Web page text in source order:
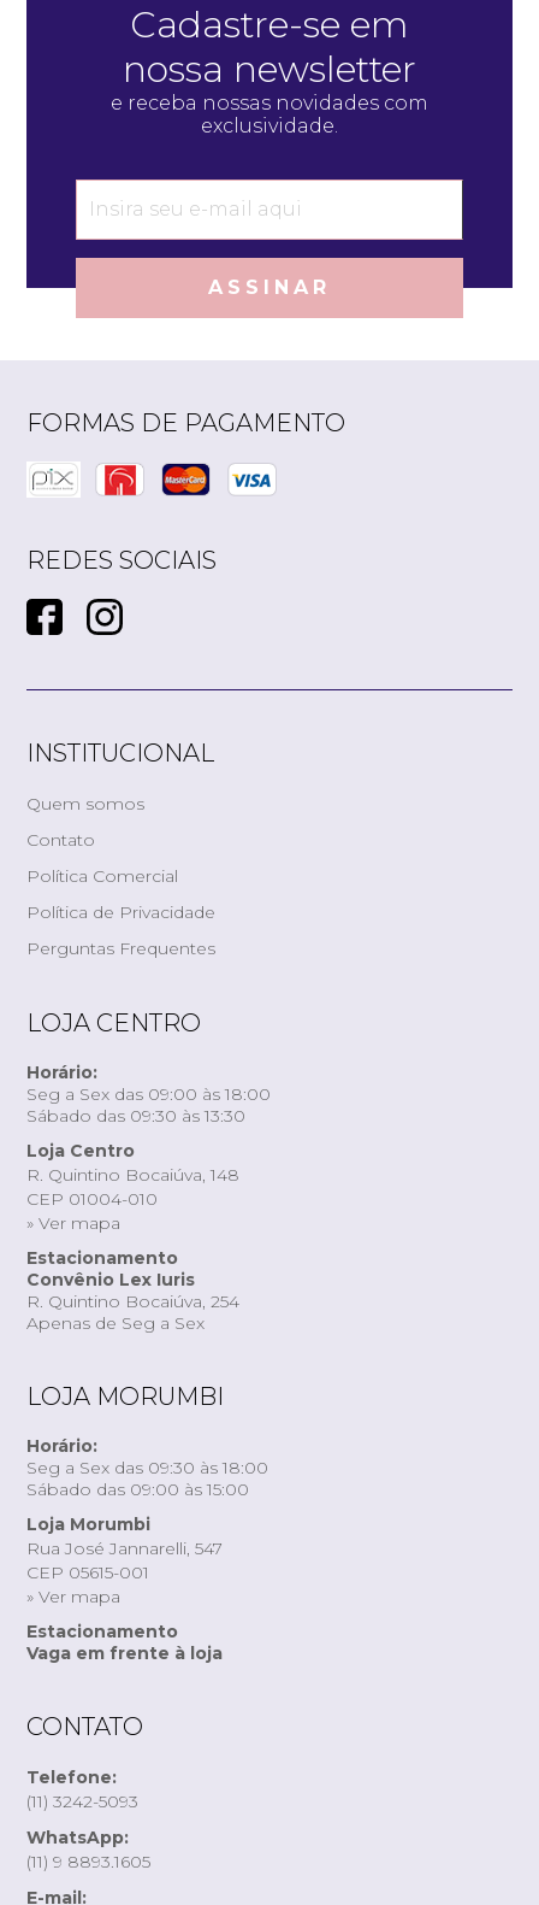
Cadastre-se em
nossa newsletter
e receba nossas novidades com
exclusividade.
ASSINAR
FORMAS DE PAGAMENTO
REDES SOCIAIS
INSTITUCIONAL
Quem somos
Contato
Política Comercial
Política de Privacidade
Perguntas Frequentes
LOJA CENTRO
Horário:
Seg a Sex das 09:00 às 18:00
Sábado das 09:30 às 13:30
Loja Centro
R. Quintino Bocaiúva, 148
CEP 01004-010
» Ver mapa
Estacionamento
Convênio Lex Iuris
R. Quintino Bocaiúva, 254
Apenas de Seg a Sex
LOJA MORUMBI
Horário:
Seg a Sex das 09:30 às 18:00
Sábado das 09:00 às 15:00
Loja Morumbi
Rua José Jannarelli, 547
CEP 05615-001
» Ver mapa
Estacionamento
Vaga em frente à loja
CONTATO
Telefone:
(11) 3242-5093
WhatsApp:
(11) 9 8893.1605
E-mail: